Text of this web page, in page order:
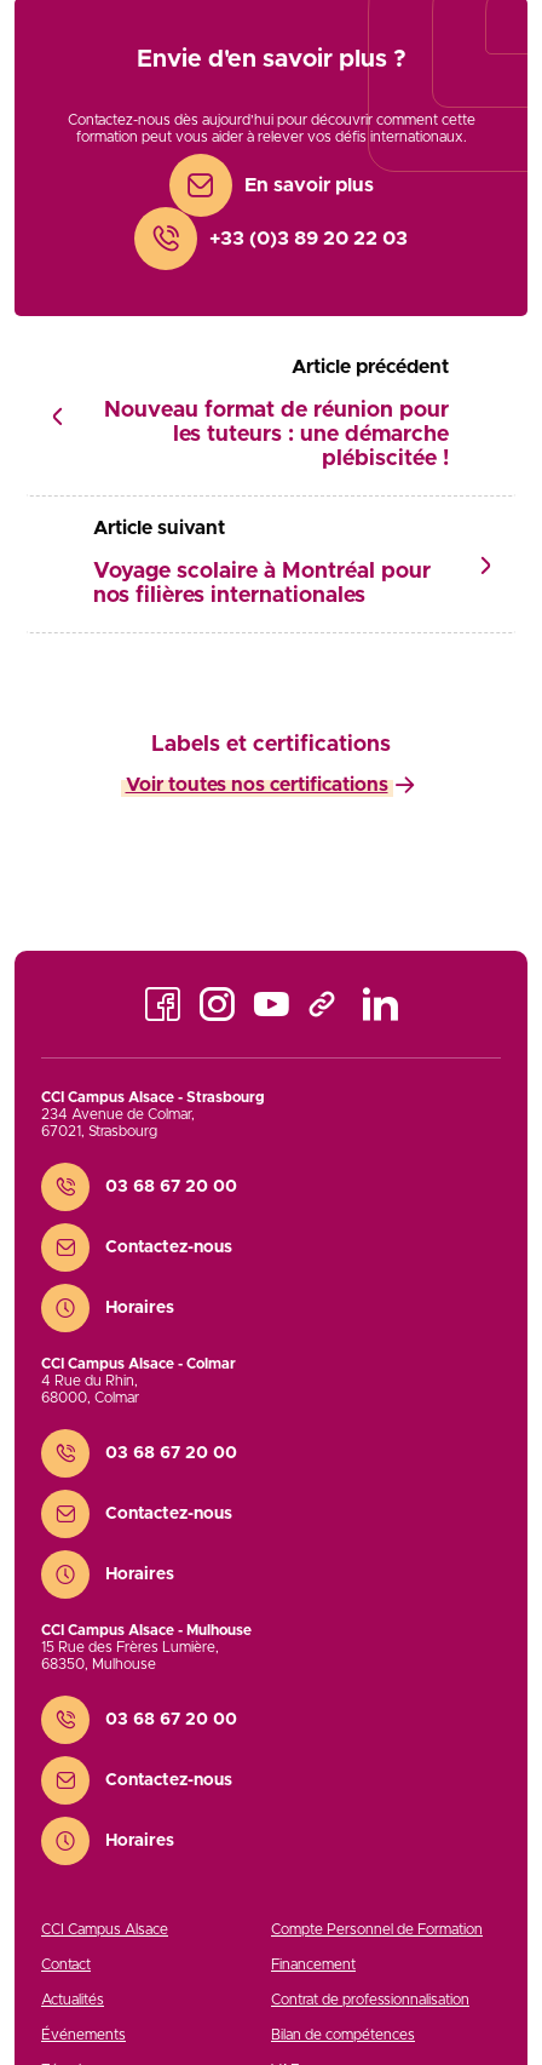
Envie d'en savoir plus ?
Contactez-nous dès aujourd’hui pour découvrir comment cette
formation peut vous aider à relever vos défis internationaux.
En savoir plus
+33 (0)3 89 20 22 03
Article précédent
Nouveau format de réunion pour
les tuteurs : une démarche
plébiscitée !
Article suivant
Voyage scolaire à Montréal pour
nos filières internationales
Labels et certifications
Voir toutes nos certifications
FacebookInstagramYoutube TikTok
CCI Campus Alsace - Strasbourg
234 Avenue de Colmar,
67021, Strasbourg
Contact
03 68 67 20 00
Contactez-nous
Horaires
CCI Campus Alsace - Colmar
4 Rue du Rhin,
68000, Colmar
Contact
03 68 67 20 00
Contactez-nous
Horaires
CCI Campus Alsace - Mulhouse
15 Rue des Frères Lumière,
68350, Mulhouse
Contact
03 68 67 20 00
Contactez-nous
Horaires
CCI Campus Alsace
Contact
Actualités
Événements
Compte Personnel de Formation
Financement
Contrat de professionnalisation
Bilan de compétences